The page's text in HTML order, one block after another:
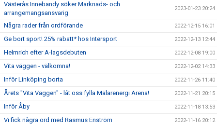
Västerås Innebandy söker Marknads- och
arrangemangsansvarig
2023-01-23 20:24
Några rader från ordförande 2022-12-15 16:01
Ge bort sport! 25% rabatt* hos Intersport 2022-12-13 12:44
Helmrich efter A-lagsdebuten 2022-12-08 19:00
Vita väggen - välkomna! 2022-12-02 14:33
Inför Linköping borta 2022-11-26 11:40
Årets "Vita Väggen" - låt oss fylla Mälarenergi Arena! 2022-11-21 20:15
Inför Åby 2022-11-18 13:53
Vi fick några ord med Rasmus Enström 2022-11-16 20:12